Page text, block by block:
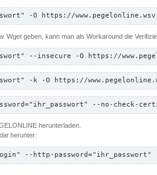
-O https://
Wget geben, kann man als Workaround die
--insecure -O https://
-k -O https://
--no-check-
herunterladen.
.datherunter:
--http-